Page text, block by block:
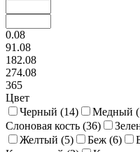
0.08
91.08
182.08
274.08
365
Цвет
Черный (14) Медный (
Слоновая кость (36)
Желтый (5) Беж (6)